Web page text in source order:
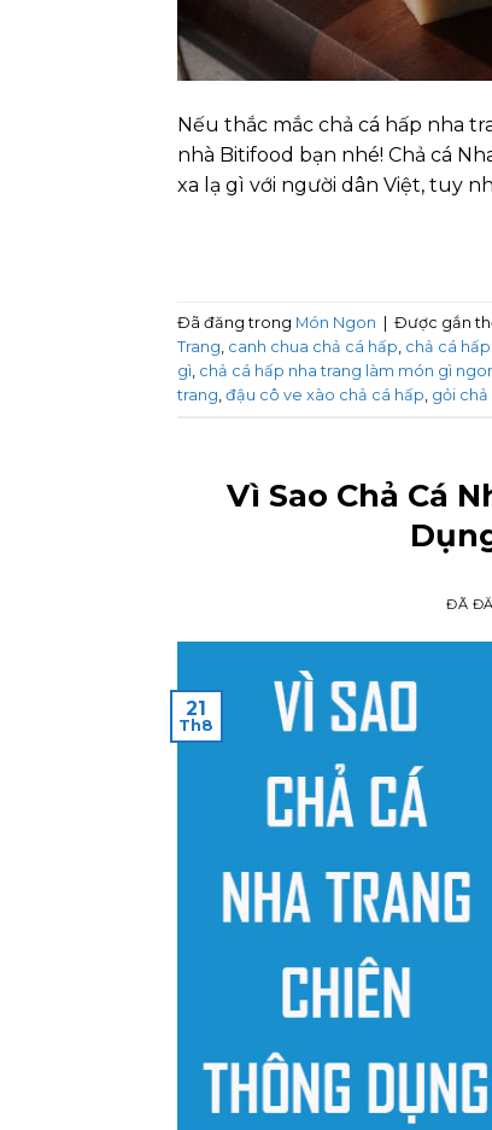
Nếu thắc mắc chả cá hấp nha
nhà Bitifood bạn nhé! Chả cá
xa lạ gì với người dân Việt, tuy
Đã đăng trong Món Ngon | Được gắn
Trang canh chua chả cá hấp chả cá
gì chả cá hấp nha trang làm món gì
trang đậu cô ve xào chả cá hấp gỏi chả
Vì Sao Chả Cá
ĐÃ
21
Th8